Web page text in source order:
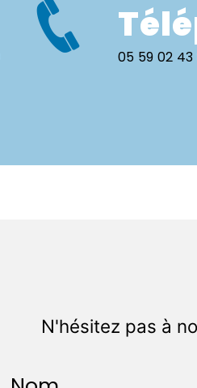
05 59 02 43
N'hésitez pas à